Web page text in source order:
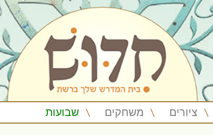
ציורים משחקים שבועות